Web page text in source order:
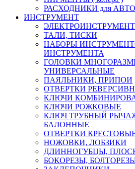
РАСХОДНИКИ для
ИНСТРУМЕНТ
ЭЛЕКТРОИНСТРУМЕНТ
ТАЛИ, ТИСКИ
НАБОРЫ
ИНСТРУМЕНТА
ГОЛОВКИ
УНИВЕРСАЛЬНЫЕ
ПАЯЛЬНИКИ, ПРИПОИ
ОТВЕРТКИ
КЛЮЧИ
КЛЮЧИ РОЖКОВЫЕ
КЛЮЧ ТРУБНЫЙ
БАЛОННЫЕ
ОТВЕРТКИ
НОЖОВКИ, ЛОБЗИКИ
ДЛИННОГУБЦЫ,
БОКОРЕЗЫ,